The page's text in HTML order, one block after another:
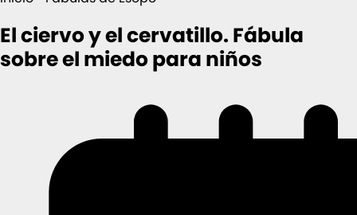
El ciervo y el cervatillo. Fábula
sobre el miedo para niños